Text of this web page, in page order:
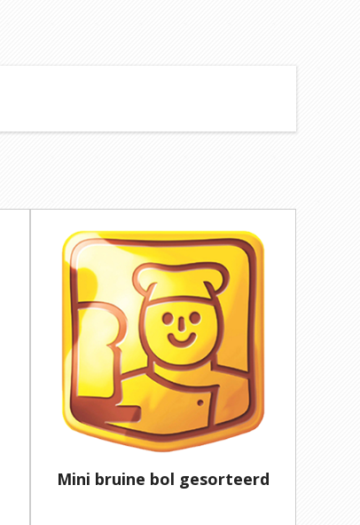
Mini bruine bol gesorteerd